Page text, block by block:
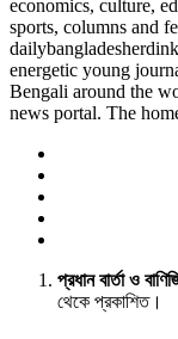
economics, culture,
sports, columns and
energetic young
Bengali around the
news portal. The
প্রধান বার্তা ও
থেকে প্রকাশিত।